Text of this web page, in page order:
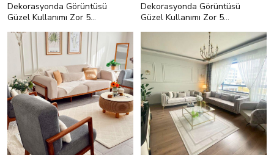
Dekorasyonda Görüntüsü
Güzel Kullanımı Zor 5
<h2 style="text-align:left;">4. Spot
Işık Yorgunluğu</h2> <p
style="text-
align:left;">Dekorasyonda şıklığı
sağlamak için katmanlı aydınlatma
önerilir. Katmanlı aydınlatmanın da
yolu çoğunlukla spotlardan geçiyor.
Gelin görün ki fazla kullanılan spot
ışıkları konforu önemli şekilde
etkiliyor.</p> <h3 style="text-
align:left;">Neden kullanışsız?
</h3> <ul> <li style="text-
Dekorasyonda Görüntüsü
Güzel Kullanımı Zor 5
<h2 style="text-align:left;">3.
Tabandan Tavana Cam</h2> <p
style="text-align:left;">Bir duvarı
komple kaplayan camları çok
seviyoruz. Ortama aydınlık hava
veriyor bunlar! Bunun yanında
resmen eve zenginlik katıyor.
Buraya kadar her şey güzel ama tek
sorun kullanımı!</p> <h3
style="text-align:left;">Neden
kullanışsız?</h3> <ul> <li
style="text-align:left;">Isı kaybı